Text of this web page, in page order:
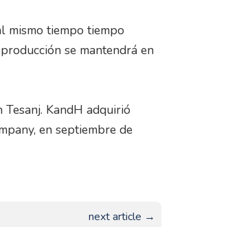
mismo tiempo tiempo
se mantendrá en
KandH adquirió
en septiembre de
next article →